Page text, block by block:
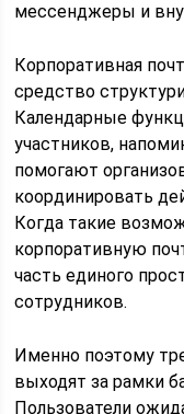
мессенджеры и
Корпоративная
средство
Календарные
участников,
помогают
координировать
Когда такие
корпоративную
часть единого
сотрудников.
Именно поэтому
выходят за рамки
Пользователи